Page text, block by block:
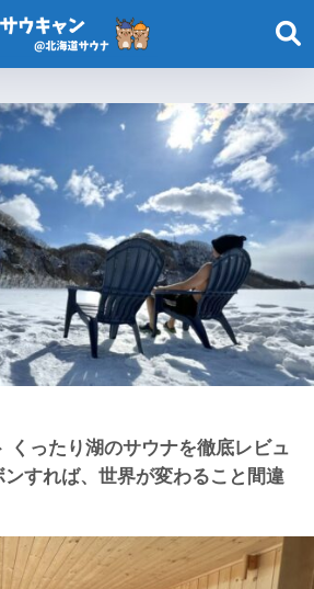
くったり湖のサウナを徹底レビュ
すれば、世界が変わること間違